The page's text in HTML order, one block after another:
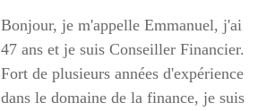
Bonjour, je m'appelle Emmanuel, j'ai
47 ans et je suis Conseiller Financier.
Fort de plusieurs années d'expérience
dans le domaine de la finance, je suis